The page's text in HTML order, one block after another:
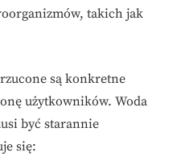
takich jak
są konkretne
użytkowników. Woda
być starannie
się: